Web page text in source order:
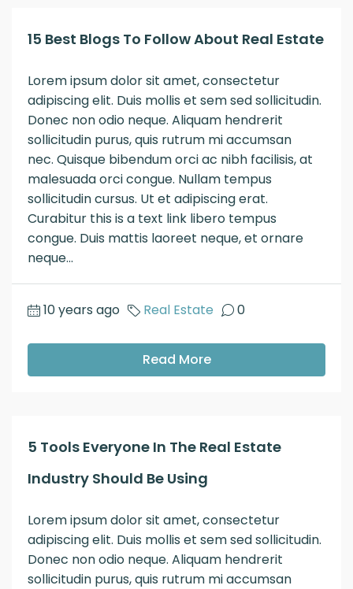
15 Best Blogs To Follow About Real Estate
Lorem ipsum dolor sit amet, consectetur
adipiscing elit. Duis mollis et sem sed sollicitudin.
Donec non odio neque. Aliquam hendrerit
sollicitudin purus, quis rutrum mi accumsan
nec. Quisque bibendum orci ac nibh facilisis, at
malesuada orci congue. Nullam tempus
sollicitudin cursus. Ut et adipiscing erat.
Curabitur this is a text link libero tempus
congue. Duis mattis laoreet neque, et ornare
neque...
10 years ago Real Estate 0
Read More
5 Tools Everyone In The Real Estate
Industry Should Be Using
Lorem ipsum dolor sit amet, consectetur
adipiscing elit. Duis mollis et sem sed sollicitudin.
Donec non odio neque. Aliquam hendrerit
sollicitudin purus, quis rutrum mi accumsan